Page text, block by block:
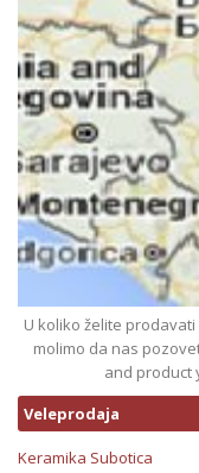
U koliko želite
molimo da nas
and product
Veleprodaja
Keramika Subotica